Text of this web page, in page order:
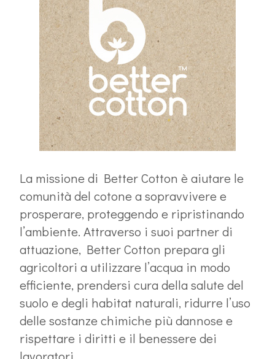
La missione di Better Cotton è aiutare le
comunità del cotone a sopravvivere e
prosperare, proteggendo e ripristinando
l’ambiente. Attraverso i suoi partner di
attuazione, Better Cotton prepara gli
agricoltori a utilizzare l’acqua in modo
efficiente, prendersi cura della salute del
suolo e degli habitat naturali, ridurre l’uso
delle sostanze chimiche più dannose e
rispettare i diritti e il benessere dei